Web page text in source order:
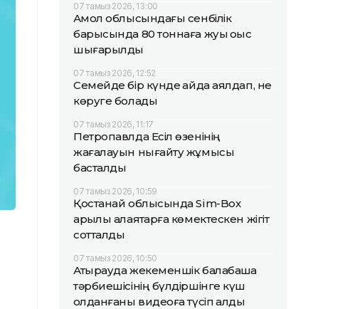
07 тамыз 2026, 13:00
Ақмол облысындағы сенбілік
барысында 80 тоннаға жуық қоқыс
шығарылды
07 тамыз 2026, 12:52
Семейде бір күнде қайда аялдап, не
көруге болады
07 тамыз 2026, 11:17
Петропавлда Есіл өзенінің
жағалауын нығайту жұмысы
басталды
07 тамыз 2026, 10:59
Қостанай облысында Sim-Box
арқылы алаяқтарға көмектескен жігіт
сотталды
07 тамыз 2026, 10:50
Атырауда жекеменшік балабақша
тәрбиешісінің бүлдіршінге күш
қолданғаны видеоға түсіп қалды